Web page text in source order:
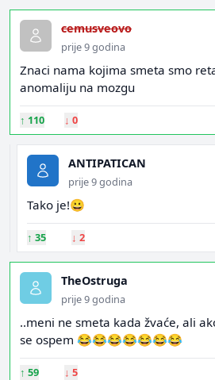
cemusveovo
prije 9 godina
Znaci nama kojima smeta smo
anomaliju na mozgu
↑ 110 ↓ 0
ANTIPATICAN
prije 9 godina
Tako je!😀
↑ 35 ↓ 2
TheOstruga
prije 9 godina
..meni ne smeta kada žvaće, ali
se ospem 😂😂😂😂😂😂😂
↑ 59 ↓ 5